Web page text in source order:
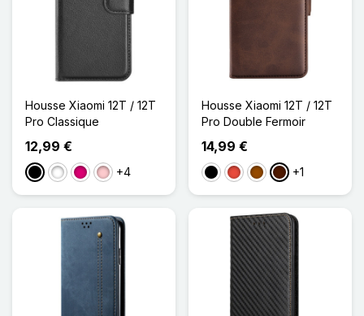
Housse Xiaomi 12T / 12T
Pro Classique
12,99 €
NoirBlancMagenta
Rose+4
Housse Xiaomi 12T / 12T
Pro Double Fermoir
14,99 €
NoirRougeMarronMarron Foncé
+1